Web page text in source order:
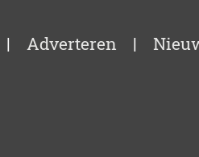
| Adverteren |